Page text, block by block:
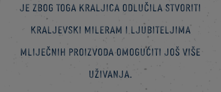
je zbog toga Kraljica odlučila stvoriti
kraljevski Mileram i ljubiteljima
mliječnih proizvoda omogućiti još više
uživanja.